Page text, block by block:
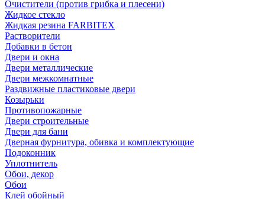
Очистители (против грибка и плесени)
Жидкое стекло
Жидкая резина FARBITEX
Растворители
Добавки в бетон
Двери и окна
Двери металлические
Двери межкомнатные
Раздвижные пластиковые двери
Козырьки
Противопожарные
Двери строительные
Двери для бани
Дверная фурнитура, обивка и комплектующие
Подоконник
Уплотнитель
Обои, декор
Обои
Клей обойный